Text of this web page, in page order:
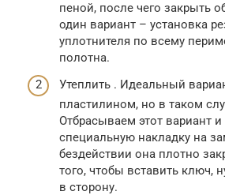
пеной, после чего закрыть
один вариант – установка
уплотнителя по всему
полотна.
Утеплить . Идеальный
пластилином, но в таком
Отбрасываем этот вариант
специальную накладку на
бездействии она плотно
того, чтобы вставить ключ,
в сторону.